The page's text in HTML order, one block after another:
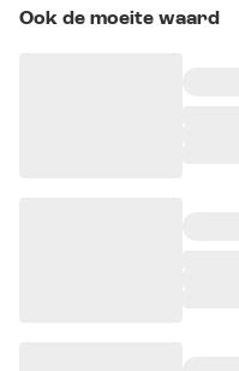
Ook de moeite waard